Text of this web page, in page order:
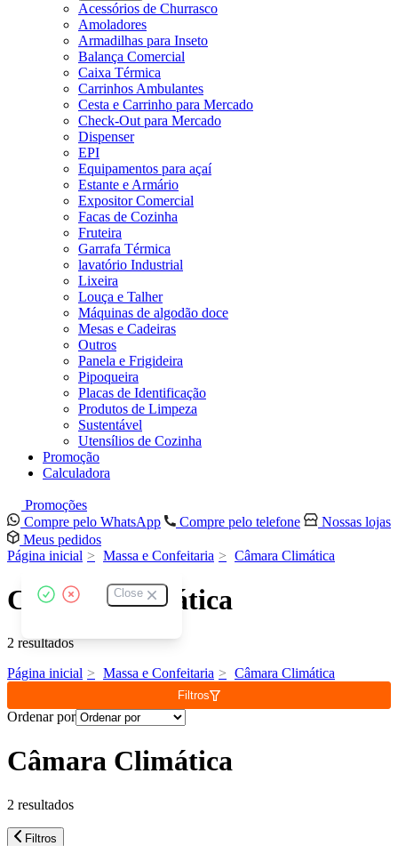
Acessórios de Churrasco
Amoladores
Armadilhas para Inseto
Balança Comercial
Caixa Térmica
Carrinhos Ambulantes
Cesta e Carrinho para Mercado
Check-Out para Mercado
Dispenser
EPI
Equipamentos para açaí
Estante e Armário
Expositor Comercial
Facas de Cozinha
Fruteira
Garrafa Térmica
lavatório Industrial
Lixeira
Louça e Talher
Máquinas de algodão doce
Mesas e Cadeiras
Outros
Panela e Frigideira
Pipoqueira
Placas de Identificação
Produtos de Limpeza
Sustentável
Utensílios de Cozinha
Promoção
Calculadora
Promoções
Compre pelo WhatsApp
Compre pelo telefone
Nossas lojas
Meus pedidos
Close
Página inicial Massa e Confeitaria Câmara Climática
Câmara Climática
2 resultados
Página inicial
Massa e Confeitaria Câmara Climática
Filtros
Ordenar por
Câmara Climática
2 resultados
Filtros